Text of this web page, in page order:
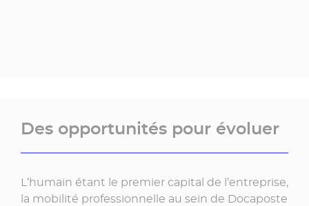
Des opportunités pour évoluer
L’humain étant le premier capital de l’entreprise,
la mobilité professionnelle au sein de Docaposte